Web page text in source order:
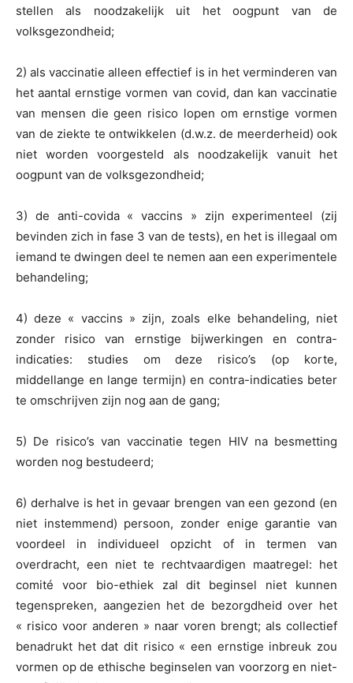
stellen als noodzakelijk uit het oogpunt van de
volksgezondheid;
2) als vaccinatie alleen effectief is in het verminderen van
het aantal ernstige vormen van covid, dan kan vaccinatie
van mensen die geen risico lopen om ernstige vormen
van de ziekte te ontwikkelen (d.w.z. de meerderheid) ook
niet worden voorgesteld als noodzakelijk vanuit het
oogpunt van de volksgezondheid;
3) de anti-covida « vaccins » zijn experimenteel (zij
bevinden zich in fase 3 van de tests), en het is illegaal om
iemand te dwingen deel te nemen aan een experimentele
behandeling;
4) deze « vaccins » zijn, zoals elke behandeling, niet
zonder risico van ernstige bijwerkingen en contra-
indicaties: studies om deze risico’s (op korte,
middellange en lange termijn) en contra-indicaties beter
te omschrijven zijn nog aan de gang;
5) De risico’s van vaccinatie tegen HIV na besmetting
worden nog bestudeerd;
6) derhalve is het in gevaar brengen van een gezond (en
niet instemmend) persoon, zonder enige garantie van
voordeel in individueel opzicht of in termen van
overdracht, een niet te rechtvaardigen maatregel: het
comité voor bio-ethiek zal dit beginsel niet kunnen
tegenspreken, aangezien het de bezorgdheid over het
« risico voor anderen » naar voren brengt; als collectief
benadrukt het dat dit risico « een ernstige inbreuk zou
vormen op de ethische beginselen van voorzorg en niet-